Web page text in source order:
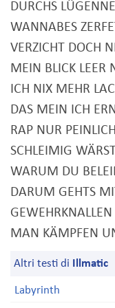
DURCHS
WANNABES
VERZICHT DOCH
MEIN BLICK
ICH NIX MEHR
DAS MEIN ICH
RAP NUR
SCHLEIMIG
WARUM DU
DARUM GEHTS
MAN KÄMPFEN
Altri testi di Illmatic
Labyrinth